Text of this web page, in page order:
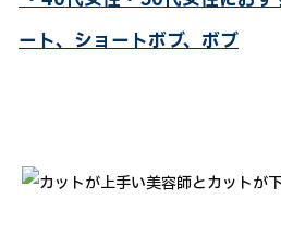
ート、ショートボブ、ボブ